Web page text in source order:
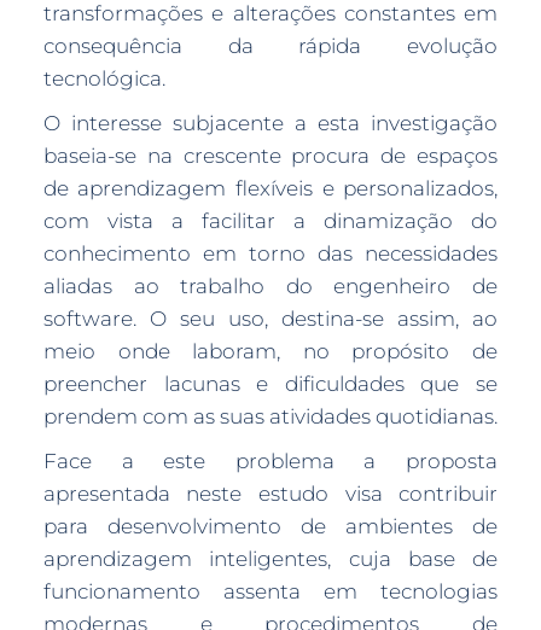
transformações e alterações constantes em
consequência da rápida evolução
tecnológica.
O interesse subjacente a esta investigação
baseia-se na crescente procura de espaços
de aprendizagem flexíveis e personalizados,
com vista a facilitar a dinamização do
conhecimento em torno das necessidades
aliadas ao trabalho do engenheiro de
software. O seu uso, destina-se assim, ao
meio onde laboram, no propósito de
preencher lacunas e dificuldades que se
prendem com as suas atividades quotidianas.
Face a este problema a proposta
apresentada neste estudo visa contribuir
para desenvolvimento de ambientes de
aprendizagem inteligentes, cuja base de
funcionamento assenta em tecnologias
modernas e procedimentos de